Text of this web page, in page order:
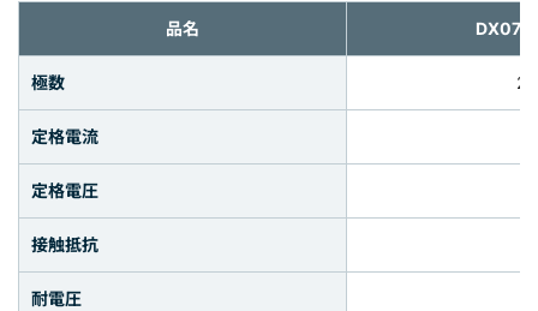
品名
極数
定格電流
定格電圧
接触抵抗
耐電圧